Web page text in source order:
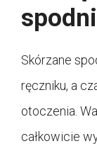
Skórzane
ręczniku, a
otoczenia.
całkowicie